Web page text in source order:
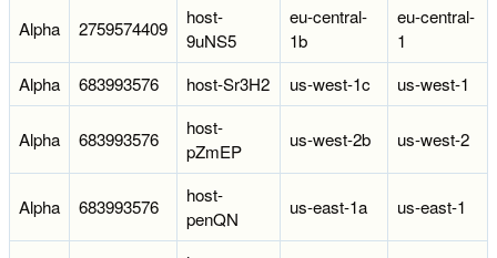
Alpha 2759574409
host-
9uNS5
eu-central-
1b
eu-central-
1
Alpha
683993576 host-Sr3H2 us-west-1c us-west-1
Alpha 683993576
host-
pZmEP
us-west-2b us-west-2
Alpha 683993576
host-
penQN
us-east-1a us-east-1